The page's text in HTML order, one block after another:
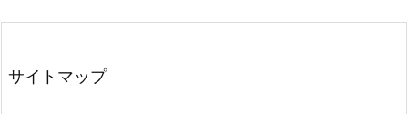
次へ
サイトマップ